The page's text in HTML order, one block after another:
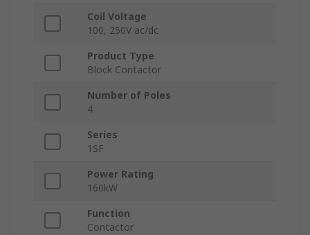
Coil Voltage
100, 250V ac/dc
Product Type
Block Contactor
Number of Poles
4
Series
1SF
Power Rating
160kW
Function
Contactor